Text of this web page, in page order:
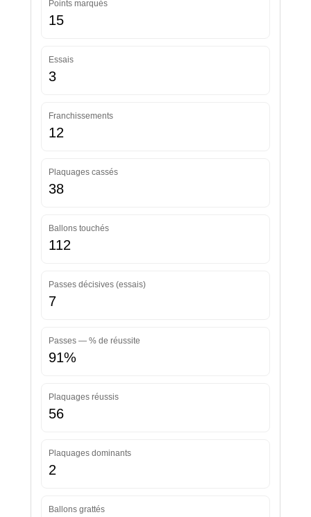
Points marqués
15
Essais
3
Franchissements
12
Plaquages cassés
38
Ballons touchés
112
Passes décisives (essais)
7
Passes — % de réussite
91%
Plaquages réussis
56
Plaquages dominants
2
Ballons grattés